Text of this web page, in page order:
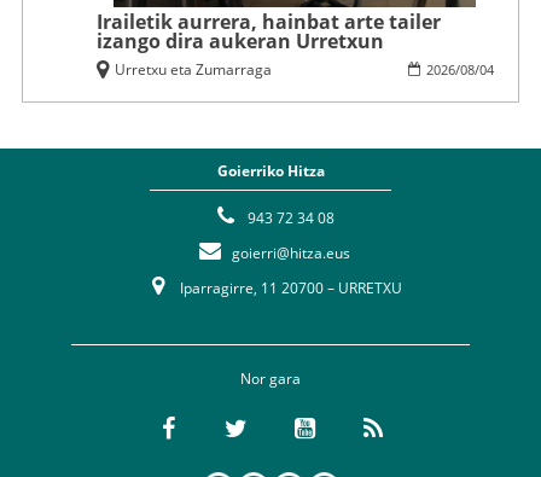
Irailetik aurrera, hainbat arte tailer
izango dira aukeran Urretxun
2026/08/04
Urretxu eta Zumarraga
Goierriko Hitza
943 72 34 08
goierri@hitza.eus
Iparragirre, 11 20700 – URRETXU
Nor gara